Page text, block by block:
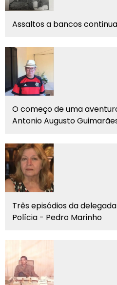
Assaltos a bancos
O começo de uma
Antonio Augusto
Três episódios da
Polícia - Pedro Marinho